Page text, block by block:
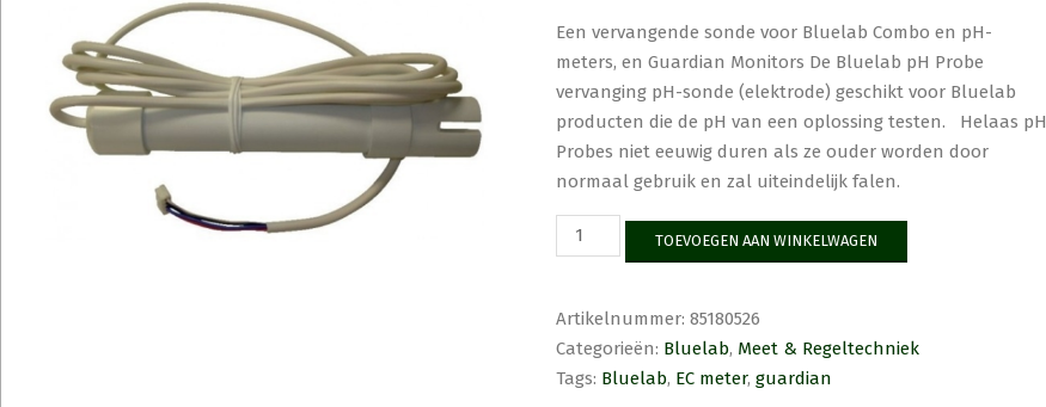
Een vervangende sonde voor Bluelab Combo en pH-
meters, en Guardian Monitors De Bluelab pH Probe
vervanging pH-sonde (elektrode) geschikt voor Bluelab
producten die de pH van een oplossing testen. Helaas pH
Probes niet eeuwig duren als ze ouder worden door
normaal gebruik en zal uiteindelijk falen.
Bluelab
EC
EC/Temp
Guardian
Continue
TOEVOEGEN AAN WINKELWAGEN
Artikelnummer: 85180526
Categorieën: Bluelab, Meet & Regeltechniek
Tags: Bluelab, EC meter, guardian